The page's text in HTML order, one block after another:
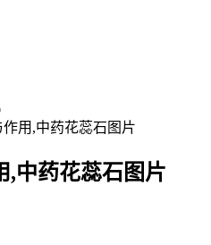
用,中药花蕊石图片
,中药花蕊石图片